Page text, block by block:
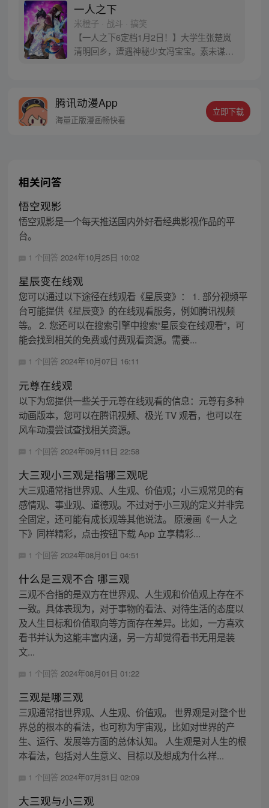
一人之下
米橙子 · 战斗 · 搞笑
【一人之下6定档1月2日！】大学生张楚岚
清明回乡，遭遇神秘少女冯宝宝。素未谋面
密，张楚岚的生活被彻底颠覆，与冯宝宝一
同踏上“异人”之旅。
腾讯动漫App
海量正版漫画畅快看
立即下载
相关问答
悟空观影
悟空观影是一个每天推送国内外好看经典影视作品的平
台。
1 个回答 2024年10月25日 10:02
星辰变在线观
您可以通过以下途径在线观看《星辰变》： 1. 部分视频平
台可能提供《星辰变》的在线观看服务，例如腾讯视频
等。 2. 您还可以在搜索引擎中搜索“星辰变在线观看”，可
能会找到相关的免费或付费观看资源。需要...
1 个回答 2024年10月07日 16:11
元尊在线观
以下为您提供一些关于元尊在线观看的信息：元尊有多种
动画版本，您可以在腾讯视频、极光 TV 观看，也可以在
风车动漫尝试查找相关资源。
1 个回答 2024年09月11日 22:58
大三观小三观是指哪三观呢
大三观通常指世界观、人生观、价值观；小三观常见的有
感情观、事业观、道德观。不过对于小三观的定义并非完
全固定，还可能有成长观等其他说法。 原漫画《一人之
下》同样精彩，点击按钮下载 App 立享精彩...
1 个回答 2024年08月01日 04:51
什么是三观不合 哪三观
三观不合指的是双方在世界观、人生观和价值观上存在不
一致。具体表现为，对于事物的看法、对待生活的态度以
及人生目标和价值取向等方面存在差异。比如，一方喜欢
看书并认为这能丰富内涵，另一方却觉得看书无用是装
文...
1 个回答 2024年08月01日 01:22
三观是哪三观
三观通常指世界观、人生观、价值观。 世界观是对整个世
界总的根本的看法，也可称为宇宙观，比如对世界的产
生、运行、发展等方面的总体认知。 人生观是对人生的根
本看法，包括对人生意义、目标以及想成为什么样...
1 个回答 2024年07月31日 02:09
大三观与小三观